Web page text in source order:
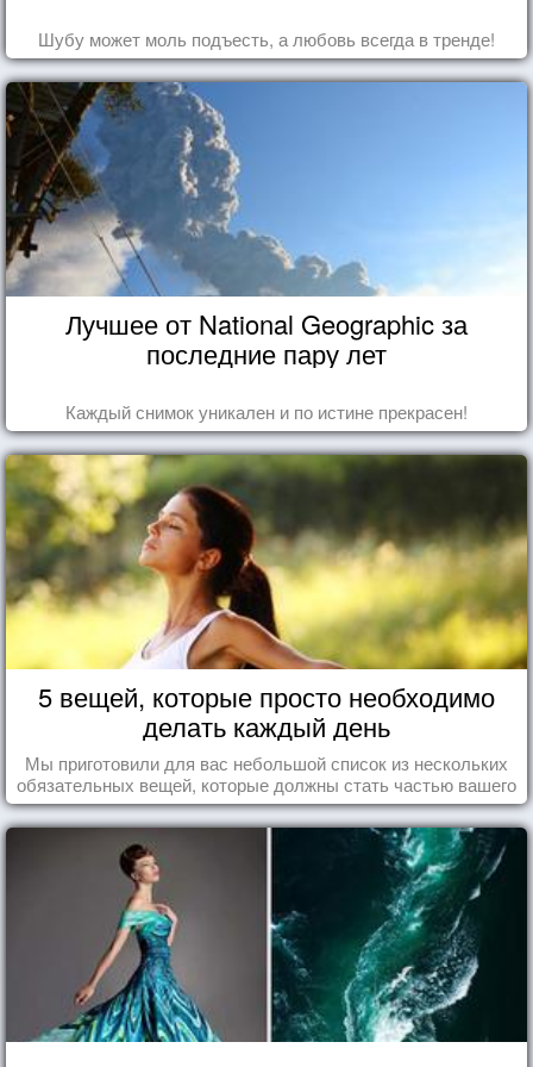
Шубу может моль подъесть, а любовь всегда в тренде!
Лучшее от National Geographic за
последние пару лет
Каждый снимок уникален и по истине прекрасен!
5 вещей, которые просто необходимо
делать каждый день
Мы приготовили для вас небольшой список из нескольких
обязательных вещей, которые должны стать частью вашего
дня.